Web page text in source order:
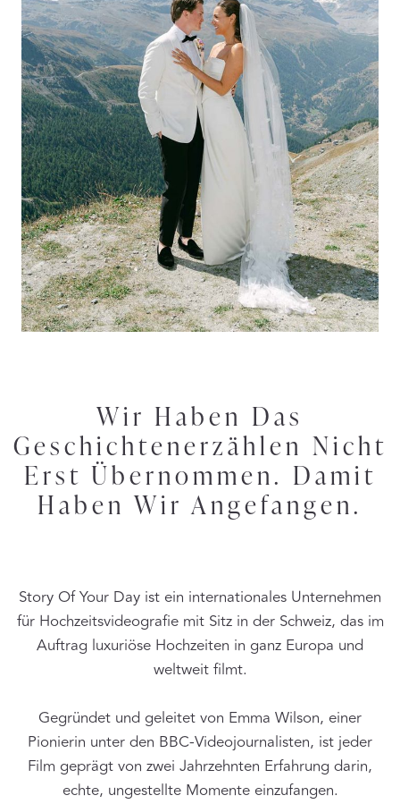
Wir Haben Das
Geschichtenerzählen Nicht
Erst Übernommen. Damit
Haben Wir Angefangen.
Story Of Your Day ist ein internationales Unternehmen
für Hochzeitsvideografie mit Sitz in der Schweiz, das im
Auftrag luxuriöse Hochzeiten in ganz Europa und
weltweit filmt.
Gegründet und geleitet von Emma Wilson, einer
Pionierin unter den BBC-Videojournalisten, ist jeder
Film geprägt von zwei Jahrzehnten Erfahrung darin,
echte, ungestellte Momente einzufangen.